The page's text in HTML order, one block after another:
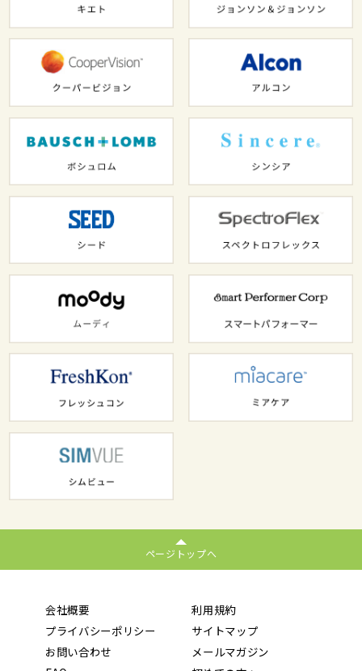
ページトップへ
会社概要
利用規約
プライバシーポリシー
サイトマップ
お問い合わせ
メールマガジン